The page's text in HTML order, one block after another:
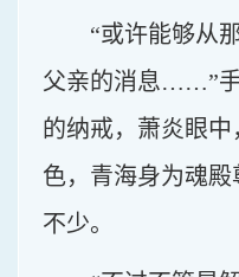
“或许能够从
父亲的消息……”
的纳戒，萧炎眼
色，青海身为魂
不少。